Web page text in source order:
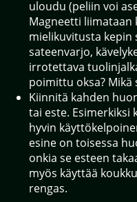
uloudu (peliin voi
Magneetti liimataan
mielikuvitusta kepin
sateenvarjo,
irrotettava
poimittu oksa? Mikä
Kiinnitä kahden
tai este. Esimerkiksi
hyvin
esine on toisessa
onkia se esteen
myös käyttää
rengas.